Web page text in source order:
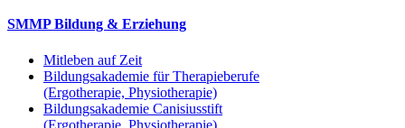
SMMP Bildung & Erziehung
Mitleben auf Zeit
Bildungsakademie für Therapieberufe
(Ergotherapie, Physiotherapie)
Bildungsakademie Canisiusstift
(Ergotherapie, Physiotherapie)